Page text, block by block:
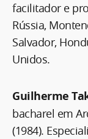
facilitador e
Rússia,
Salvador,
Unidos.
Guilherme
bacharel em
(1984).